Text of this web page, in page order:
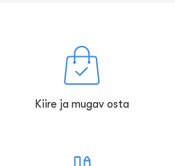
Kiire ja mugav osta